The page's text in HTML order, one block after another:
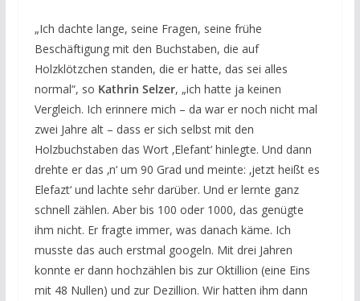
„Ich dachte lange, seine Fragen, seine frühe
Beschäftigung mit den Buchstaben, die auf
Holzklötzchen standen, die er hatte, das sei alles
normal“, so Kathrin Selzer, „ich hatte ja keinen
Vergleich. Ich erinnere mich – da war er noch nicht mal
zwei Jahre alt – dass er sich selbst mit den
Holzbuchstaben das Wort ‚Elefant‘ hinlegte. Und dann
drehte er das ‚n‘ um 90 Grad und meinte: ‚jetzt heißt es
Elefazt‘ und lachte sehr darüber. Und er lernte ganz
schnell zählen. Aber bis 100 oder 1000, das genügte
ihm nicht. Er fragte immer, was danach käme. Ich
musste das auch erstmal googeln. Mit drei Jahren
konnte er dann hochzählen bis zur Oktillion (eine Eins
mit 48 Nullen) und zur Dezillion. Wir hatten ihm dann